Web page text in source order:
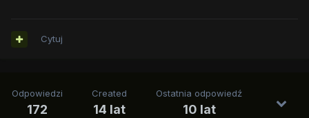
Cytuj
Odpowiedzi
172
Created
14 lat
Ostatnia odpowiedź
10 lat